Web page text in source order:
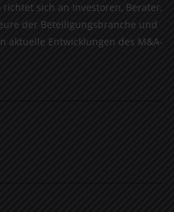
sich an Investoren, Berater,
der Beteiligungsbranche und
aktuelle Entwicklungen des M&A-